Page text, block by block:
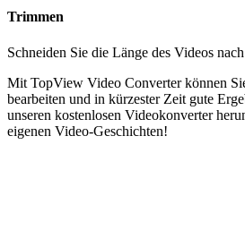
Trimmen
Schneiden Sie die Länge des Videos
Mit TopView Video Converter können
bearbeiten und in kürzester Zeit gute
unseren kostenlosen Videokonverter
eigenen Video-Geschichten!